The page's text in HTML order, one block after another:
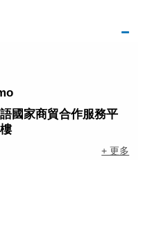
國家商貿合作服務平
+ 更多